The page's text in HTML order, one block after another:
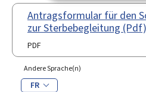
Antragsformular für den
zur Sterbebegleitung (Pdf)
PDF
Andere Sprache(n)
FR